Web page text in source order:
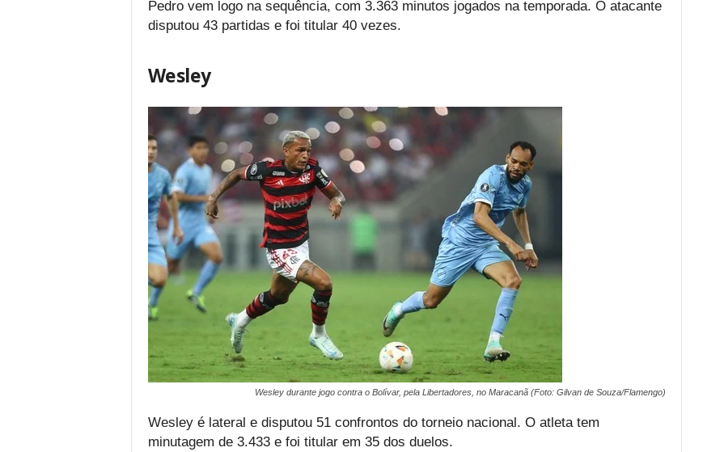
Pedro vem logo na sequência, com 3.363 minutos jogados na temporada. O atacante
disputou 43 partidas e foi titular 40 vezes.
Wesley
Wesley durante jogo contra o Bolívar, pela Libertadores, no Maracanã (Foto: Gilvan de Souza/Flamengo)
Wesley é lateral e disputou 51 confrontos do torneio nacional. O atleta tem
minutagem de 3.433 e foi titular em 35 dos duelos.